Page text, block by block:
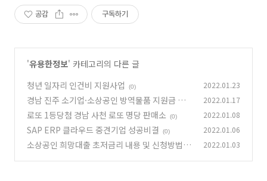
공감 구독하기
'유용한정보' 카테고리의 다른 글
청년 일자리 인건비 지원사업
(0) 2022.01.23
경남 진주 소기업·소상공인 방역물품 지원금 지
원 사업 (0)
2022.01.17
로또 1등당첨 경남 사천 로또 명당 판매소 (0) 2022.01.08
SAP ERP 클라우드 중견기업 성공비결 (0) 2022.01.06
소상공인 희망대출 초저금리 내용 및 신청방법 2022.01.03